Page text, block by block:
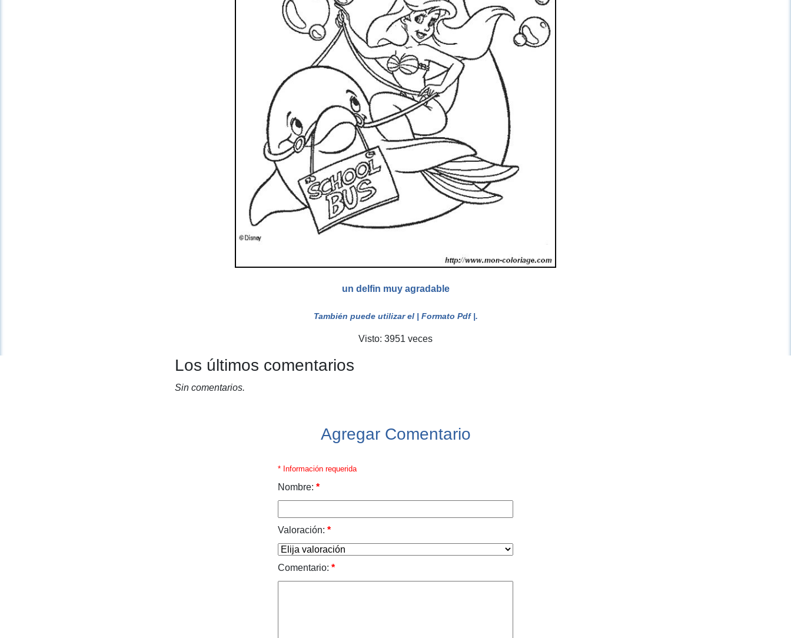
un delfin muy agradable
También puede utilizar el | Formato Pdf |.
Visto: 3951 veces
Los últimos comentarios
Sin comentarios.
Agregar Comentario
* Información requerida
Nombre: *
Valoración: *
Comentario: *